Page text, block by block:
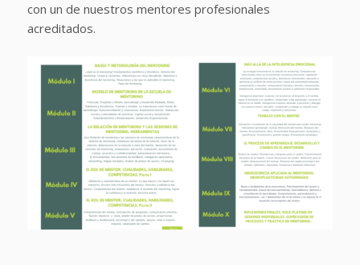
con un de nuestros mentores profesionales
acreditados.